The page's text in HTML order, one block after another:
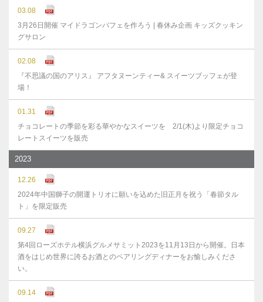
03.08
3月26日開催 マイドラゴンパフェを作ろう | 春休み企画 キッズクッキン
グサロン
02.08
『不思議の国のアリス』 アフタヌーンティー& スイーツブッフェが登
場！
01.31
チョコレートの季節を彩る華やかなスイーツを 2/1(木)より限定チョコ
レートスイーツを販売
2023
12.26
2024年中国獅子の開運トリオに願いを込めた旧正月を祝う「春節タル
ト」を限定販売
09.27
第4回ローズホテル横浜グルメサミット2023を11月13日から開催。日本
酒をはじめ世界に誇るお酒とのペアリングディナーをお愉しみくださ
い。
09.14